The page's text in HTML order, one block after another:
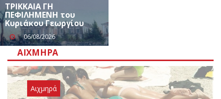
ΤΡΙΚΚΑΙΑ ΓΗ
ΠΕΦΙΛΗΜΕΝΗ του
Κυριάκου Γεωργίου
06/08/2026
ΑΙΧΜΗΡΆ
Αιχμηρά